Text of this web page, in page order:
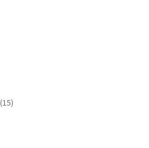
1515